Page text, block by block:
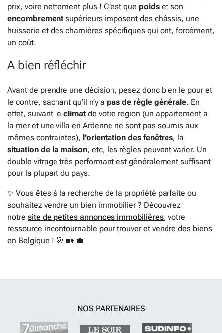
prix, voire nettement plus ! C’est que poids et son
encombrement supérieurs imposent des châssis, une
huisserie et des charnières spécifiques qui ont, forcément,
un coût.
A bien réfléchir
Avant de prendre une décision, pesez donc bien le pour et
le contre, sachant qu’il n’y a pas de règle générale. En
effet, suivant le climat de votre région (un appartement à
la mer et une villa en Ardenne ne sont pas soumis aux
mêmes contraintes), l’orientation des fenêtres, la
situation de la maison, etc, les règles peuvent varier. Un
double vitrage très performant est généralement suffisant
pour la plupart du pays.
✨ Vous êtes à la recherche de la propriété parfaite ou
souhaitez vendre un bien immobilier ? Découvrez
notre site de petites annonces immobilières, votre
ressource incontournable pour trouver et vendre des biens
en Belgique ! 🎯 🏡 💼
NOS PARTENAIRES